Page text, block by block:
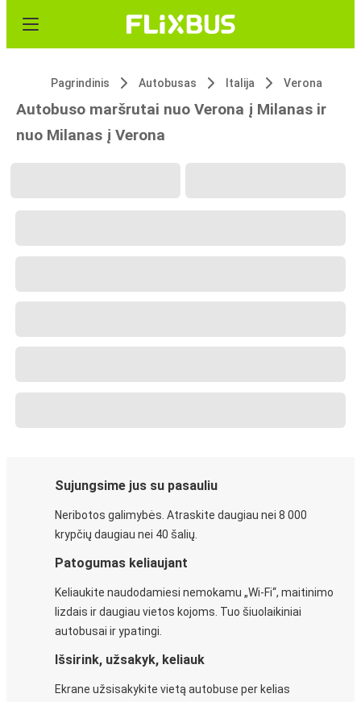
Pagrindinis Autobusas Italija Verona
Autobuso maršrutai nuo Verona į Milanas ir
nuo Milanas į Verona
Sujungsime jus su pasauliu
Neribotos galimybės. Atraskite daugiau nei 8 000
krypčių daugiau nei 40 šalių.
Patogumas keliaujant
Keliaukite naudodamiesi nemokamu „Wi-Fi“, maitinimo
lizdais ir daugiau vietos kojoms. Tuo šiuolaikiniai
autobusai ir ypatingi.
Išsirink, užsakyk, keliauk
Ekrane užsisakykite vietą autobuse per kelias